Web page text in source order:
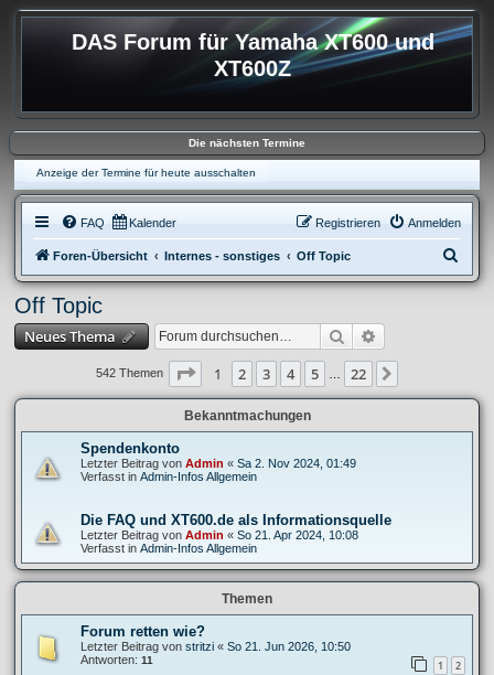
DAS Forum für Yamaha XT600 und
XT600Z
Die nächsten Termine
Anzeige der Termine für heute ausschalten
FAQ Kalender Anmelden
Registrieren
Foren-Übersicht Internes - sonstiges Off Topic
u
Off Topic
Neues Thema Suche
542 Themen Seite 1von 22
1 2 3 4 5 22
Bekanntmachungen
Spendenkonto
Letzter Beitrag von Admin « Sa 2. Nov 2024, 01:49
Verfasst in Admin-Infos Allgemein
Die FAQ und XT600.de als Informationsquelle
Letzter Beitrag von Admin « So 21. Apr 2024, 10:08
Verfasst in Admin-Infos Allgemein
Themen
Forum retten wie?
Letzter Beitrag von stritzi « So 21. Jun 2026, 10:50
Antworten: 11 1 2